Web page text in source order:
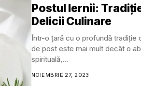
Postul Iernii:
Delicii Culinare
Într-o țară cu o profundă tradiție
de post este mai mult decât o
spirituală,...
NOIEMBRIE 27, 2023